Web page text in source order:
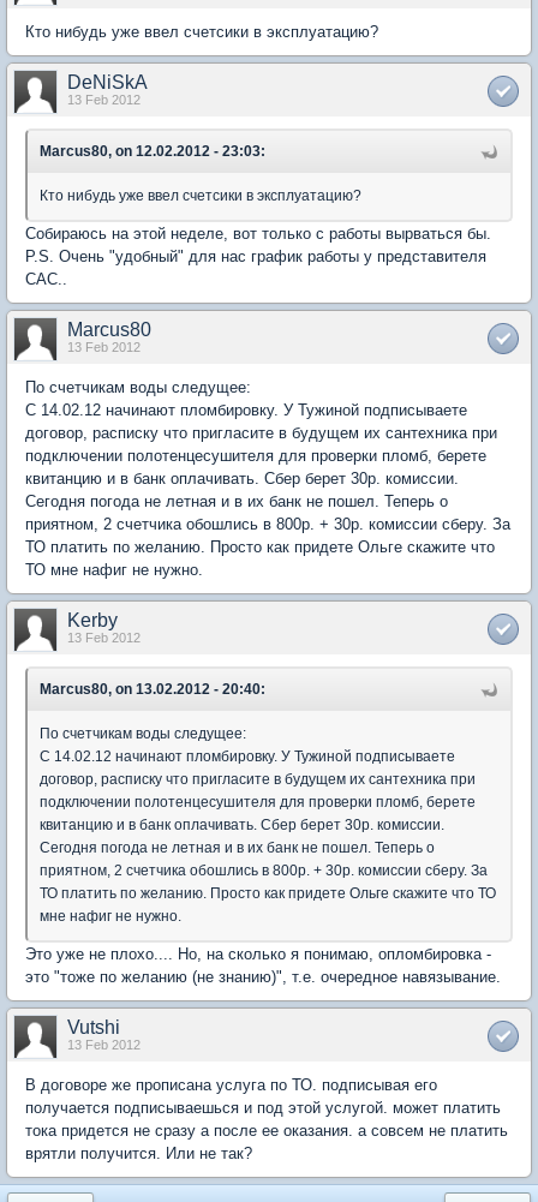
Кто нибудь уже ввел счетсики в эксплуатацию?
DeNiSkA
13 Feb 2012
Marcus80, on 12.02.2012 - 23:03:
Кто нибудь уже ввел счетсики в эксплуатацию?
Собираюсь на этой неделе, вот только с работы вырваться бы.
P.S. Очень "удобный" для нас график работы у представителя
САС..
Marcus80
13 Feb 2012
По счетчикам воды следущее:
С 14.02.12 начинают пломбировку. У Тужиной подписываете
договор, расписку что пригласите в будущем их сантехника при
подключении полотенцесушителя для проверки пломб, берете
квитанцию и в банк оплачивать. Сбер берет 30р. комиссии.
Сегодня погода не летная и в их банк не пошел. Теперь о
приятном, 2 счетчика обошлись в 800р. + 30р. комиссии сберу. За
ТО платить по желанию. Просто как придете Ольге скажите что
ТО мне нафиг не нужно.
Kerby
13 Feb 2012
Marcus80, on 13.02.2012 - 20:40:
По счетчикам воды следущее:
С 14.02.12 начинают пломбировку. У Тужиной подписываете
договор, расписку что пригласите в будущем их сантехника при
подключении полотенцесушителя для проверки пломб, берете
квитанцию и в банк оплачивать. Сбер берет 30р. комиссии.
Сегодня погода не летная и в их банк не пошел. Теперь о
приятном, 2 счетчика обошлись в 800р. + 30р. комиссии сберу. За
ТО платить по желанию. Просто как придете Ольге скажите что ТО
мне нафиг не нужно.
Это уже не плохо.... Но, на сколько я понимаю, опломбировка -
это "тоже по желанию (не знанию)", т.е. очередное навязывание.
Vutshi
13 Feb 2012
В договоре же прописана услуга по ТО. подписывая его
получается подписываешься и под этой услугой. может платить
тока придется не сразу а после ее оказания. а совсем не платить
врятли получится. Или не так?